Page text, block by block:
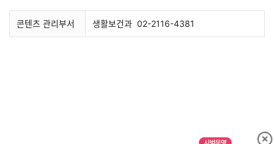
콘텐츠 관리부서 생활보건과 02-2116-4381